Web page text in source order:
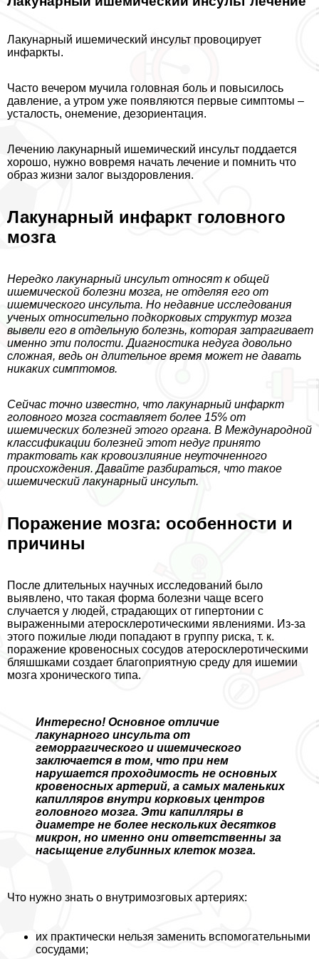
Лакунарный ишемический инсульт провоцирует
инфаркты.
Часто вечером мучила головная боль и повысилось
давление, а утром уже появляются первые симптомы –
усталость, онемение, дезориентация.
Лечению лакунарный ишемический инсульт поддается
хорошо, нужно вовремя начать лечение и помнить что
образ жизни залог выздоровления.
Лакунарный инфаркт головного
мозга
Нередко лакунарный инсульт относят к общей
ишемической болезни мозга, не отделяя его от
ишемического инсульта. Но недавние исследования
ученых относительно подкорковых структур мозга
вывели его в отдельную болезнь, которая затрагивает
именно эти полости. Диагностика недуга довольно
сложная, ведь он длительное время может не давать
никаких симптомов.
Сейчас точно известно, что лакунарный инфаркт
головного мозга составляет более 15% от
ишемических болезней этого органа. В Международной
классификации болезней этот недуг принято
тpaктовать как кровоизлияние неуточненного
происхождения. Давайте разбираться, что такое
ишемический лакунарный инсульт.
Поражение мозга: особенности и
причины
После длительных научных исследований было
выявлено, что такая форма болезни чаще всего
случается у людей, страдающих от гипертонии с
выраженными атеросклеротическими явлениями. Из-за
этого пожилые люди попадают в группу риска, т. к.
поражение кровеносных сосудов атеросклеротическими
бляшшками создает благоприятную среду для ишемии
мозга хронического типа.
Интересно! Основное отличие
лакунарного инсульта от
геморрагического и ишемического
заключается в том, что при нем
нарушается проходимость не основных
кровеносных артерий, а самых маленьких
капилляров внутри корковых центров
головного мозга. Эти капилляры в
диаметре не более нескольких десятков
микрон, но именно они ответственны за
насыщение глубинных клеток мозга.
Что нужно знать о внутримозговых артериях:
их пpaктически нельзя заменить вспомогательными
сосудами;